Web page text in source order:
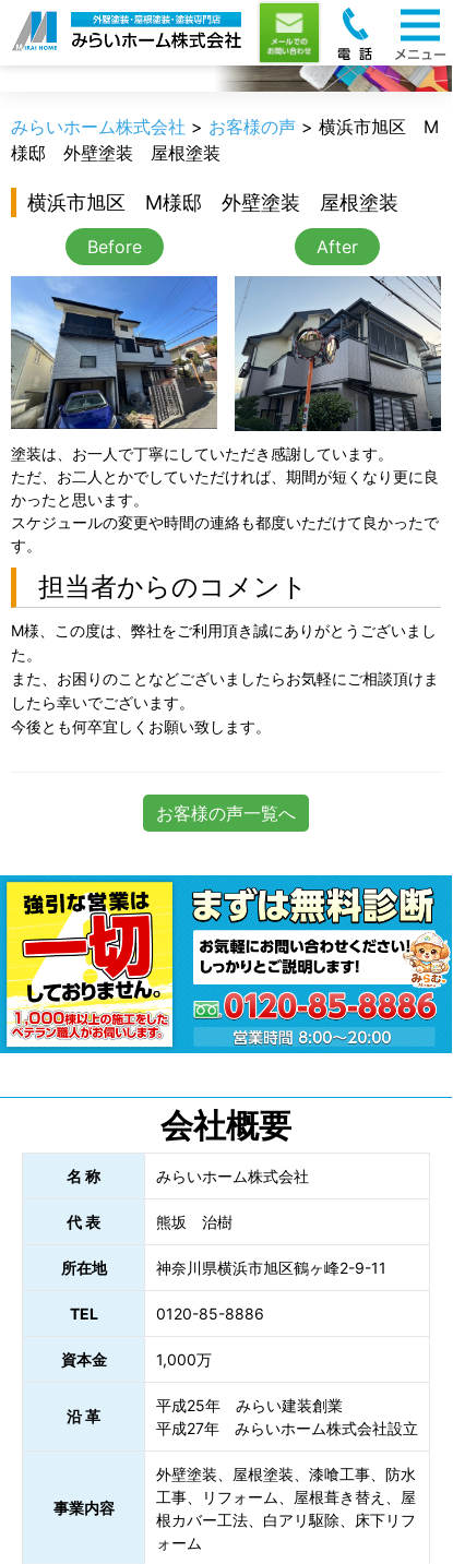
お客様の声
みらいホーム株式会社 > お客様の声 > 横浜市旭区 M
様邸 外壁塗装 屋根塗装
横浜市旭区 M様邸 外壁塗装 屋根塗装
Before After
塗装は、お一人で丁寧にしていただき感謝しています。
ただ、お二人とかでしていただければ、期間が短くなり更に良
かったと思います。
スケジュールの変更や時間の連絡も都度いただけて良かったで
す。
担当者からのコメント
M様、この度は、弊社をご利用頂き誠にありがとうございまし
た。
また、お困りのことなどございましたらお気軽にご相談頂けま
したら幸いでございます。
今後とも何卒宜しくお願い致します。
お客様の声一覧へ
会社概要
名 称 みらいホーム株式会社
代 表 熊坂 治樹
所在地 神奈川県横浜市旭区鶴ヶ峰2-9-11
TEL 0120-85-8886
資本金 1,000万
沿 革
平成25年 みらい建装創業
平成27年 みらいホーム株式会社設立
事業内容
外壁塗装、屋根塗装、漆喰工事、防水
工事、リフォーム、屋根葺き替え、屋
根カバー工法、白アリ駆除、床下リフ
ォーム